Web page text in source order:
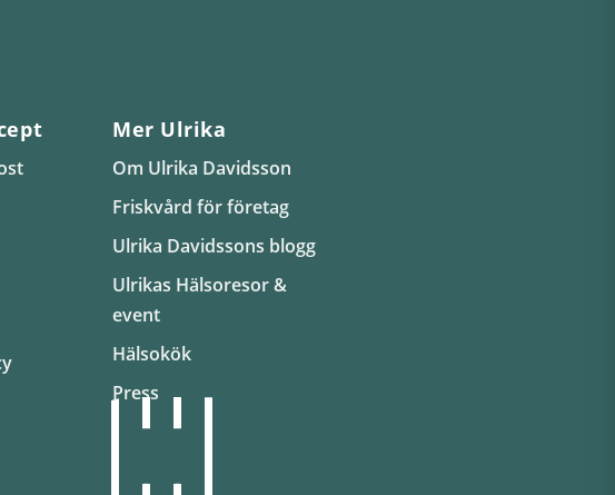
Mer Ulrika
Om Ulrika Davidsson
Friskvård för företag
Ulrika Davidssons blogg
Ulrikas Hälsoresor &
event
Hälsokök
Press